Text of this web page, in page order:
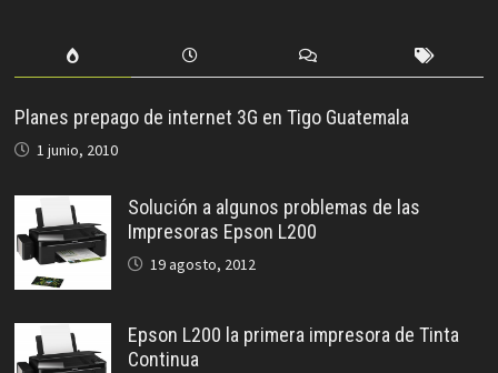
Planes prepago de internet 3G en Tigo Guatemala
1 junio, 2010
Solución a algunos problemas de las
Impresoras Epson L200
19 agosto, 2012
Epson L200 la primera impresora de Tinta
Continua